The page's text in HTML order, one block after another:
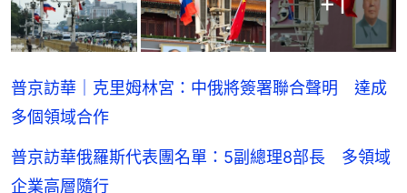
普京訪華｜克里姆林宮：中俄將簽署聯合聲明 達成
多個領域合作
普京訪華俄羅斯代表團名單：5副總理8部長 多領域
企業高層隨行